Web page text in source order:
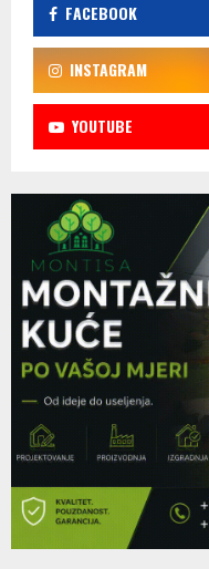
FACEBOOK
INSTAGRAM
YOUTUBE